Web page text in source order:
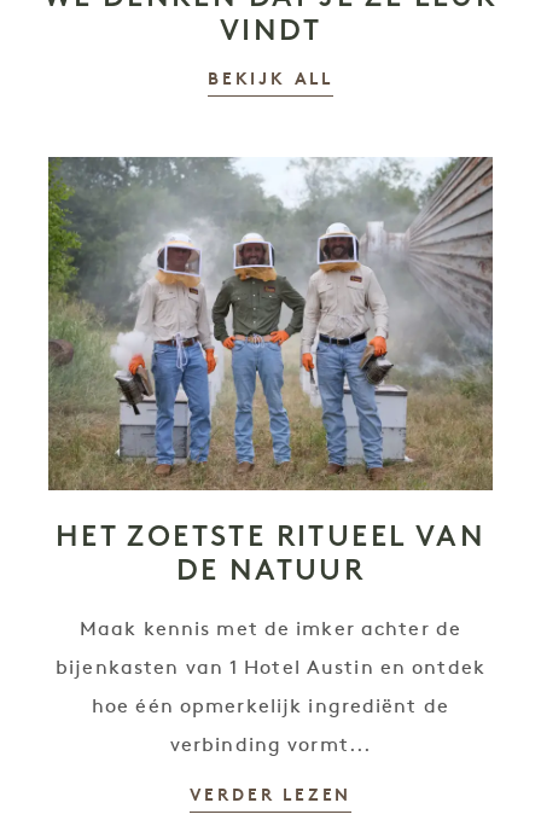
VINDT
BEKIJK ALL
HET ZOETSTE RITUEEL VAN
DE NATUUR
Maak kennis met de imker achter de
bijenkasten van 1 Hotel Austin en ontdek
hoe één opmerkelijk ingrediënt de
verbinding vormt...
VERDER LEZEN